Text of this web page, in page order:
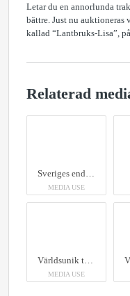
Letar du en annorlunda
bättre. Just nu
kallad “Lantbruks-Lisa”,
Relaterad
Sveriges enda "Lantbruks-Lisa" flyttar "hem". Efter 60 år på vift återvänder världens enda Volvo BM T873 till Eskilstuna för att bli museiföremål.
MEDIA USE
Världsunik traktor! Världens enda "Lantbruks-Lisa"-traktor med ursprung från 1966 letar just nu ny ägare på Klaravik.
MEDIA USE